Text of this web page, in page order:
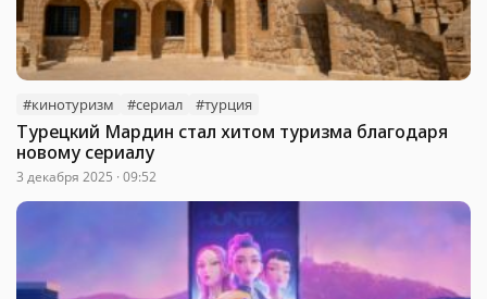
#кинотуризм #сериал #турция
Турецкий Мардин стал хитом туризма благодаря
новому сериалу
3 декабря 2025 · 09:52